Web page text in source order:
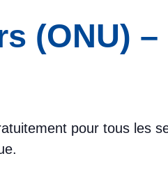
(ONU) –
pour tous les